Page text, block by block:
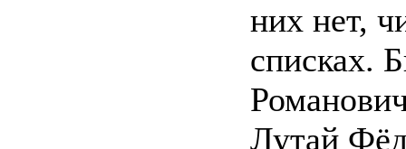
них нет,
списках.
Лутай